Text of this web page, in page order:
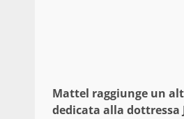
Mattel raggiunge un
dedicata alla